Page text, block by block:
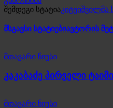
შემდეგი სტატიაკიტეიშვილმა
მსგავსი სტატიებიავტორის
მთავარი ნიუსი
კაკაბაძე პირველი
მთავარი ნიუსი